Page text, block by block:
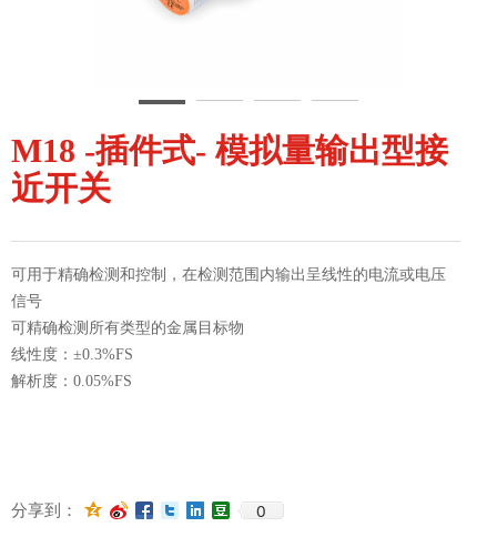
M18 -插件式- 模拟量输出型接
近开关
可用于精确检测和控制，在检测范围内输出呈线性的电流或电压
信号
可精确检测所有类型的金属目标物
线性度：±0.3%FS
解析度：0.05%FS
分享到： 0